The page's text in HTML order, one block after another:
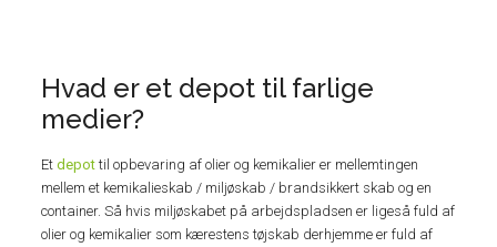
Hvad er et depot til farlige
medier?
Etdepottil opbevaring af olier og kemikalier er mellemtingen
mellem et kemikalieskab / miljøskab / brandsikkert skab og en
container. Så hvis miljøskabet på arbejdspladsen er ligeså fuld af
olier og kemikalier som kærestens tøjskab derhjemme er fuld af